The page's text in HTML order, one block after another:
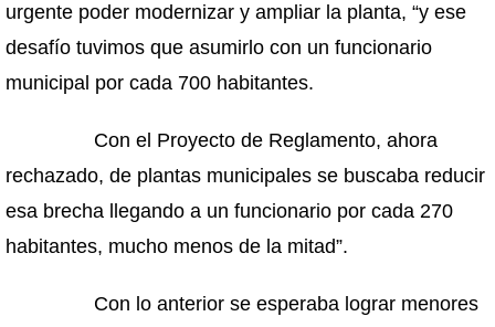
urgente poder modernizar y ampliar la planta, “y ese
desafío tuvimos que asumirlo con un funcionario
municipal por cada 700 habitantes.
Con el Proyecto de Reglamento, ahora
rechazado, de plantas municipales se buscaba reducir
esa brecha llegando a un funcionario por cada 270
habitantes, mucho menos de la mitad”.
Con lo anterior se esperaba lograr menores